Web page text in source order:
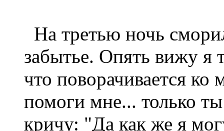
На третью ночь
забытье. Опять вижу я
что поворачивается
помоги мне... только
кричу: "Да как же я